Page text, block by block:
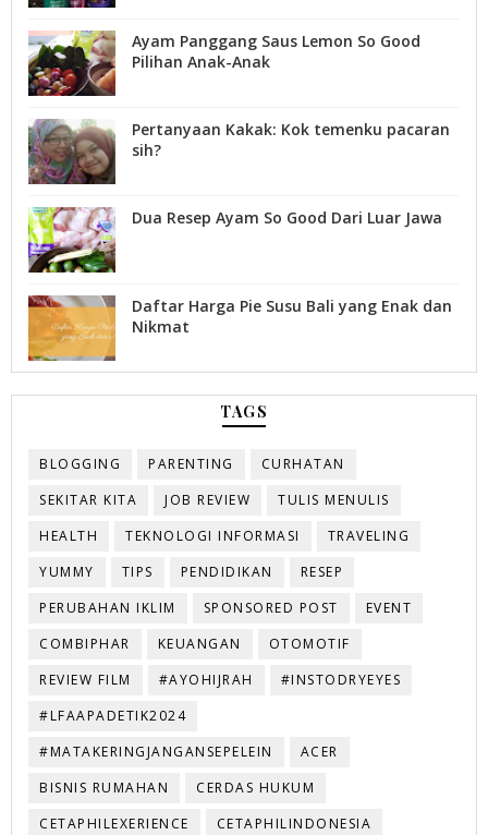
Ayam Panggang Saus Lemon So Good
Pilihan Anak-Anak
Pertanyaan Kakak: Kok temenku pacaran
sih?
Dua Resep Ayam So Good Dari Luar Jawa
Daftar Harga Pie Susu Bali yang Enak dan
Nikmat
TAGS
BLOGGING PARENTING
CURHATAN
SEKITAR KITA
JOB REVIEW
TULIS MENULIS
HEALTH
TEKNOLOGI INFORMASI
TRAVELING
YUMMY
TIPS PENDIDIKAN
RESEP
PERUBAHAN IKLIM
SPONSORED POST
EVENT
COMBIPHAR
KEUANGAN
OTOMOTIF
REVIEW FILM
#AYOHIJRAH
#INSTODRYEYES
#LFAAPADETIK2024
#MATAKERINGJANGANSEPELEIN
ACER
BISNIS RUMAHAN
CERDAS HUKUM
CETAPHILEXERIENCE
CETAPHILINDONESIA